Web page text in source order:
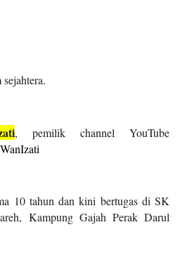
, pemilik channel YouTube
10 tahun dan kini bertugas di SK
Kampung Gajah Perak Darul